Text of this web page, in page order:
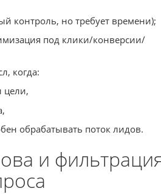
контроль, но требует времени);
под клики/конверсии/
когда:
цели,
обрабатывать поток лидов.
и